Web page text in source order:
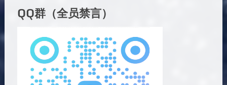
QQ群（全员禁言）